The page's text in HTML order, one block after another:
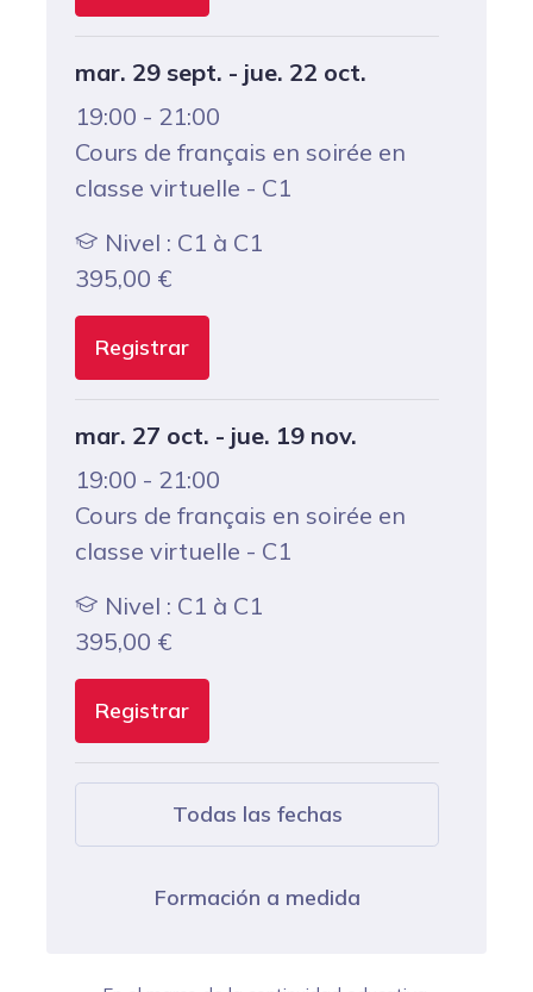
mar. 29 sept. - jue. 22 oct.
19:00 - 21:00
Cours de français en soirée en
classe virtuelle - C1
Nivel : C1 à C1
395,00 €
Registrar
mar. 27 oct. - jue. 19 nov.
19:00 - 21:00
Cours de français en soirée en
classe virtuelle - C1
Nivel : C1 à C1
395,00 €
Registrar
Todas las fechas
Formación a medida